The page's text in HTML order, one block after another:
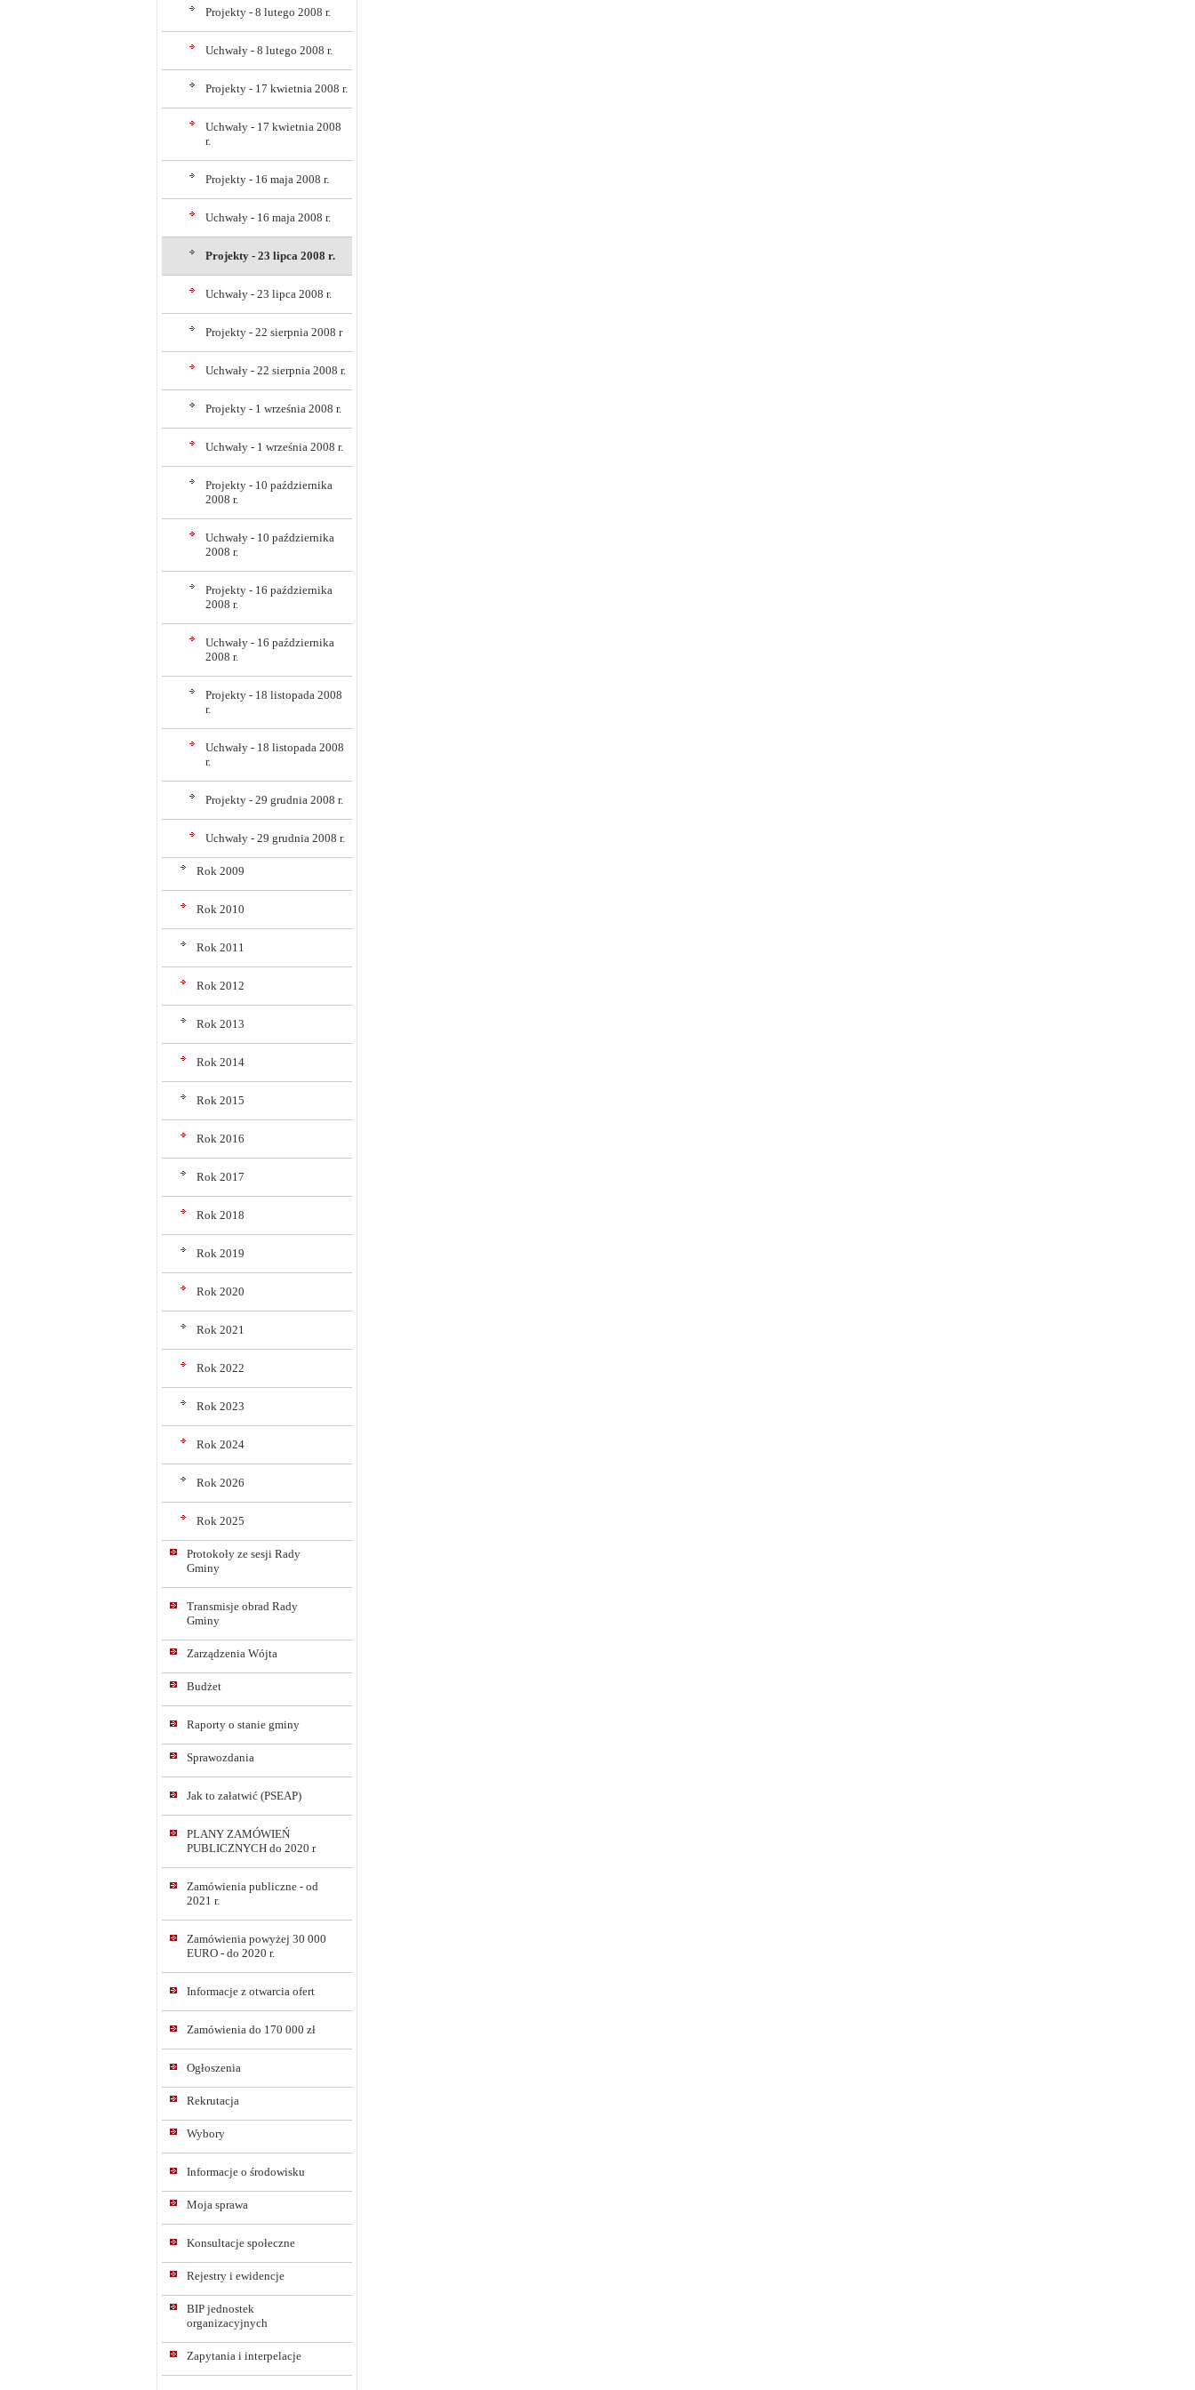
Projekty - 8 lutego 2008 r.
Uchwały - 8 lutego 2008 r.
Projekty - 17 kwietnia 2008 r.
Uchwały - 17 kwietnia 2008
r.
Projekty - 16 maja 2008 r.
Uchwały - 16 maja 2008 r.
Projekty - 23 lipca 2008 r.
Uchwały - 23 lipca 2008 r.
Projekty - 22 sierpnia 2008 r
Uchwały - 22 sierpnia 2008 r.
Projekty - 1 września 2008 r.
Uchwały - 1 września 2008 r.
Projekty - 10 października
2008 r.
Uchwały - 10 października
2008 r.
Projekty - 16 października
2008 r.
Uchwały - 16 października
2008 r.
Projekty - 18 listopada 2008
r.
Uchwały - 18 listopada 2008
r.
Projekty - 29 grudnia 2008 r.
Uchwały - 29 grudnia 2008 r.
Rok 2009
Rok 2010
Rok 2011
Rok 2012
Rok 2013
Rok 2014
Rok 2015
Rok 2016
Rok 2017
Rok 2018
Rok 2019
Rok 2020
Rok 2021
Rok 2022
Rok 2023
Rok 2024
Rok 2026
Rok 2025
Protokoły ze sesji Rady
Gminy
Transmisje obrad Rady
Gminy
Zarządzenia Wójta
Budżet
Raporty o stanie gminy
Sprawozdania
Jak to załatwić (PSEAP)
PLANY ZAMÓWIEŃ
PUBLICZNYCH do 2020 r
Zamówienia publiczne - od
2021 r.
Zamówienia powyżej 30 000
EURO - do 2020 r.
Informacje z otwarcia ofert
Zamówienia do 170 000 zł
Ogłoszenia
Rekrutacja
Wybory
Informacje o środowisku
Moja sprawa
Konsultacje społeczne
Rejestry i ewidencje
BIP jednostek
organizacyjnych
Zapytania i interpelacje